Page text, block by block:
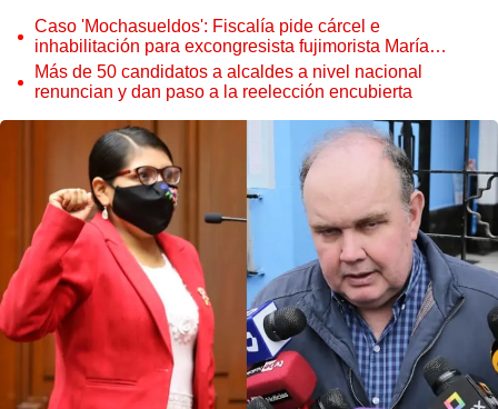
Caso 'Mochasueldos': Fiscalía pide cárcel e
inhabilitación para excongresista fujimorista María
Cordero Jon Tay
Más de 50 candidatos a alcaldes a nivel nacional
renuncian y dan paso a la reelección encubierta